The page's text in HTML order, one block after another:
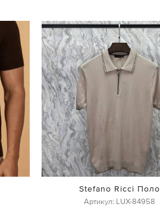
Stefano Ricci Поло
Артикул: LUX-84958